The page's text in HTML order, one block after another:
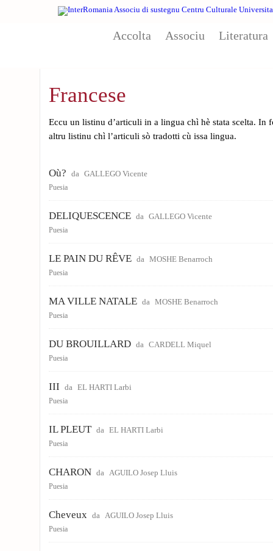
Accolta Associu Literatura
Francese
Eccu un listinu d’articuli in a lingua chì hè stata scelta. In
altru listinu chì l’articuli sò tradotti cù issa lingua.
Où? da GALLEGO Vicente
Puesia
DELIQUESCENCE da GALLEGO Vicente
Puesia
LE PAIN DU RÊVE da MOSHE Benarroch
Puesia
MA VILLE NATALE da MOSHE Benarroch
Puesia
DU BROUILLARD da CARDELL Miquel
Puesia
III da EL HARTI Larbi
Puesia
IL PLEUT da EL HARTI Larbi
Puesia
CHARON da AGUILO Josep Lluis
Puesia
Cheveux da AGUILO Josep Lluis
Puesia